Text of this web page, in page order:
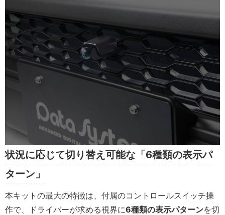
状況に応じて切り替え可能な「6種類の表示パ
ターン」
本キットの最大の特徴は、付属のコントロールスイッチ操
作で、ドライバーが求める視界に6種類の表示パターンを切